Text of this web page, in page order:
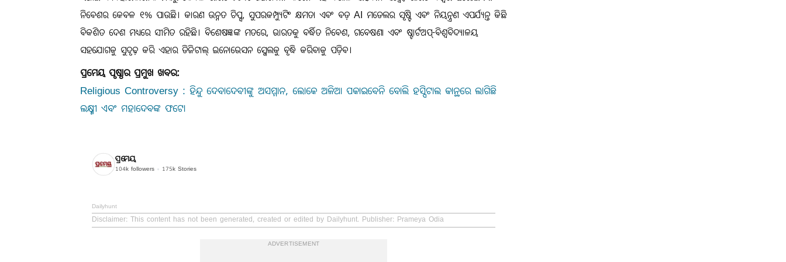
ନିବେଶର କେବଳ ୧% ପାଉଛି। କାରଣ ଉନ୍ନତ ଚିପ୍ସ, ସୁପରକମ୍ପ୍ୟୁଟିଂ କ୍ଷମତା ଏବଂ ବଡ଼ AI ମଡେଲର ସୃଷ୍ଟି ଏବଂ ନିୟନ୍ତ୍ରଣ ଏପର୍ଯ୍ୟନ୍ତ କିଛି
ବିକଶିତ ଦେଶ ମଧ୍ୟରେ ସୀମିତ ରହିଛି। ବିଶେଷଜ୍ଞଙ୍କ ମତରେ, ଭାରତକୁ ବର୍ଦ୍ଧିତ ନିବେଶ, ଗବେଷଣା ଏବଂ ଷ୍ଟାର୍ଟଅପ୍-ବିଶ୍ୱବିଦ୍ୟାଳୟ
ସହଯୋଗକୁ ସୁଦୃଢ଼ କରି ଏହାର ଡିଜିଟାଲ୍ ଇନୋଭେସନ ସ୍କେଲକୁ ବୃଦ୍ଧି କରିବାକୁ ପଡ଼ିବ।
ପ୍ରମେୟ ପୃଷ୍ଠାର ପ୍ରମୁଖ ଖବର:
Religious Controversy : ହିନ୍ଦୁ ଦେବାଦେବୀଙ୍କୁ ଅସମ୍ମାନ, ଲୋକେ ଅଳିଆ ପକାଇବେନି ବୋଲି ହସ୍ପିଟାଲ କାନ୍ଥରେ ଲାଗିଛି
ଲକ୍ଷ୍ମୀ ଏବଂ ମହାଦେବଙ୍କ ଫଟୋ
ପ୍ରମେୟ
104k followers 175k Stories
Dailyhunt
Disclaimer: This content has not been generated, created or edited by Dailyhunt. Publisher: Prameya Odia
ADVERTISEMENT